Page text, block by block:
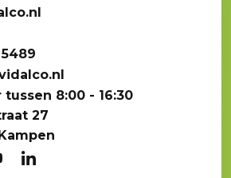
tussen 8:00 - 16:30
27